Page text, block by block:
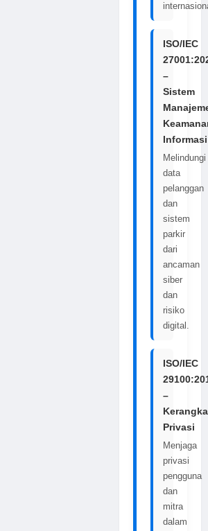
ISO/IEC
–
Sistem
Informasi
Melindungi
data
pelanggan
dan
sistem
parkir
dari
ancaman
siber
dan
risiko
digital.
ISO/IEC
–
Kerangka
Privasi
Menjaga
privasi
pengguna
dan
mitra
dalam